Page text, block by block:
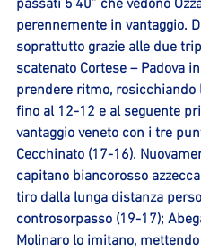
passati 5’40” che vedono
perennemente in vantaggio.
soprattutto grazie alle due
scatenato Cortese – Padova
prendere ritmo, rosicchiando
fino al 12-12 e al seguente
vantaggio veneto con i tre
Cecchinato (17-16).
capitano biancorosso
tiro dalla lunga distanza
controsorpasso (19-17);
Molinaro lo imitano,